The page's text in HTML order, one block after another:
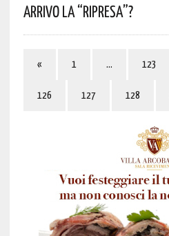
ARRIVO LA “RIPRESA”?
« 1 … 123
126 127 128